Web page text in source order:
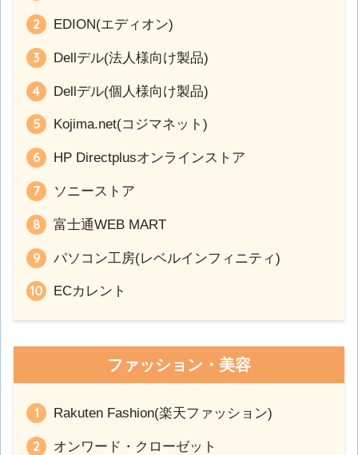
EDION(エディオン)
Dellデル(法人様向け製品)
Dellデル(個人様向け製品)
Kojima.net(コジマネット)
HP Directplusオンラインストア
ソニーストア
富士通WEB MART
パソコン工房(レベルインフィニティ)
ECカレント
ファッション・美容
Rakuten Fashion(楽天ファッション)
オンワード・クローゼット